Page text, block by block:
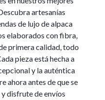
artesanías
de lujo de alpaca
elaborados con fibra,
primera calidad, todo
pieza está hecha a
y la auténtica
ahora antes de que se
disfrute de envíos